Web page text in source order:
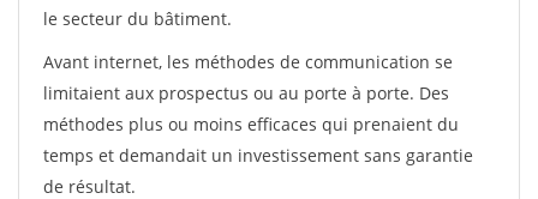
le secteur du bâtiment.
Avant internet, les méthodes de communication se
limitaient aux prospectus ou au porte à porte. Des
méthodes plus ou moins efficaces qui prenaient du
temps et demandait un investissement sans garantie
de résultat.